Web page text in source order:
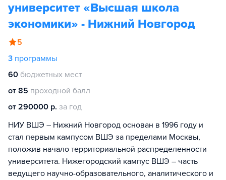
университет «Высшая школа
экономики» - Нижний Новгород
5
3 программы
60 бюджетных мест
от 85 проходной балл
от 290000 р. за год
НИУ ВШЭ – Нижний Новгород основан в 1996 году и
стал первым кампусом ВШЭ за пределами Москвы,
положив начало территориальной распределенности
университета. Нижегородский кампус ВШЭ – часть
ведущего научно-образовательного, аналитического и